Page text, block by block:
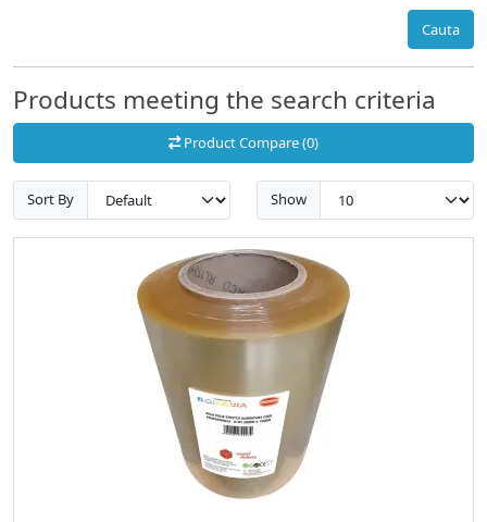
Cauta
Products meeting the search criteria
Product Compare (0)
Sort By Show